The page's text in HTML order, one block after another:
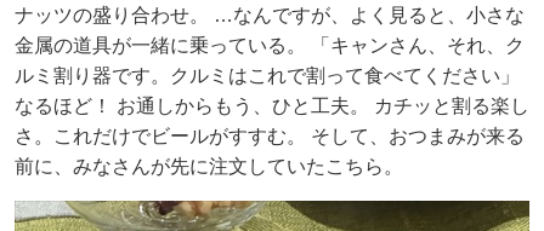
ナッツの盛り合わせ。 …なんですが、よく見ると、小さな
金属の道具が一緒に乗っている。 「キャンさん、それ、ク
ルミ割り器です。クルミはこれで割って食べてください」
なるほど！ お通しからもう、ひと工夫。 カチッと割る楽し
さ。これだけでビールがすすむ。 そして、おつまみが来る
前に、みなさんが先に注文していたこちら。